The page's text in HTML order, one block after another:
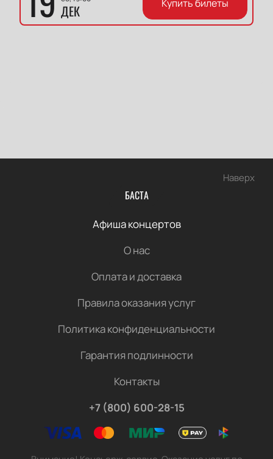
ДЕК Купить билеты
Наверх
БАСТА
Афиша концертов
О нас
Оплата и доставка
Правила оказания услуг
Политика конфиденциальности
Гарантия подлинности
Контакты
+7 (800) 600-28-15